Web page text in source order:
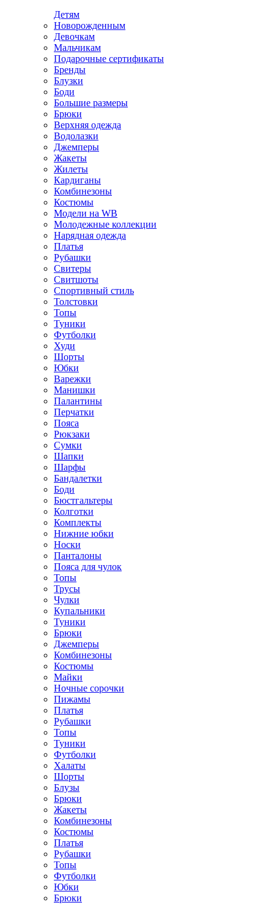
Детям
Новорожденным
Девочкам
Мальчикам
Подарочные сертификаты
Бренды
Блузки
Боди
Большие размеры
Брюки
Верхняя одежда
Водолазки
Джемперы
Жакеты
Жилеты
Кардиганы
Комбинезоны
Костюмы
Модели на WB
Молодежные коллекции
Нарядная одежда
Платья
Рубашки
Свитеры
Свитшоты
Спортивный стиль
Толстовки
Топы
Туники
Футболки
Худи
Шорты
Юбки
Варежки
Манишки
Палантины
Перчатки
Пояса
Рюкзаки
Сумки
Шапки
Шарфы
Бандалетки
Боди
Бюстгальтеры
Колготки
Комплекты
Нижние юбки
Носки
Панталоны
Поясa для чулок
Топы
Трусы
Чулки
Купальники
Туники
Брюки
Джемперы
Комбинезоны
Костюмы
Майки
Ночные сорочки
Пижамы
Платья
Рубашки
Топы
Туники
Футболки
Халаты
Шорты
Блузы
Брюки
Жакеты
Комбинезоны
Костюмы
Платья
Рубашки
Топы
Футболки
Юбки
Брюки